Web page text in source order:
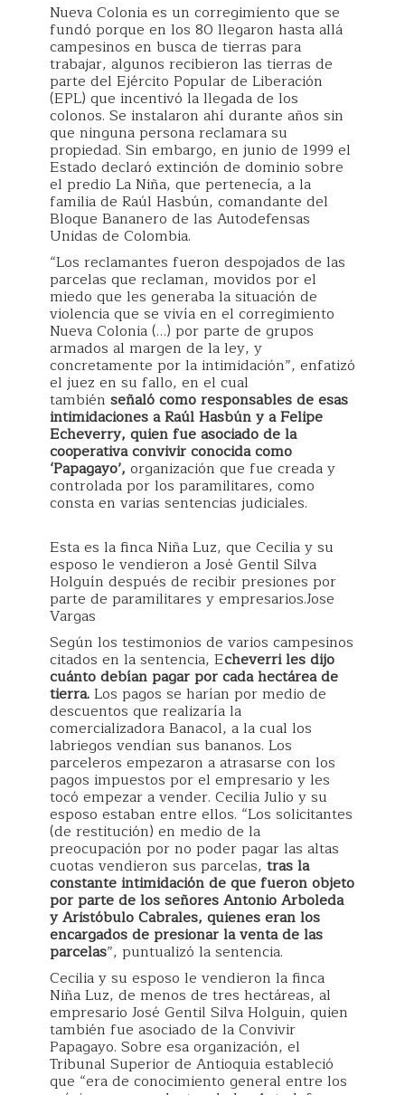
Nueva Colonia es un corregimiento que se
fundó porque en los 80 llegaron hasta allá
campesinos en busca de tierras para
trabajar, algunos recibieron las tierras de
parte del Ejército Popular de Liberación
(EPL) que incentivó la llegada de los
colonos. Se instalaron ahí durante años sin
que ninguna persona reclamara su
propiedad. Sin embargo, en junio de 1999 el
Estado declaró extinción de dominio sobre
el predio La Niña, que pertenecía, a la
familia de Raúl Hasbún, comandante del
Bloque Bananero de las Autodefensas
Unidas de Colombia.
“Los reclamantes fueron despojados de las
parcelas que reclaman, movidos por el
miedo que les generaba la situación de
violencia que se vivía en el corregimiento
Nueva Colonia (…) por parte de grupos
armados al margen de la ley, y
concretamente por la intimidación”, enfatizó
el juez en su fallo, en el cual
también señaló como responsables de esas
intimidaciones a Raúl Hasbún y a Felipe
Echeverry, quien fue asociado de la
cooperativa convivir conocida como
‘Papagayo’, organización que fue creada y
controlada por los paramilitares, como
consta en varias sentencias judiciales.
Esta es la finca Niña Luz, que Cecilia y su
esposo le vendieron a José Gentil Silva
Holguín después de recibir presiones por
parte de paramilitares y empresarios.Jose
Vargas
Según los testimonios de varios campesinos
citados en la sentencia, Echeverri les dijo
cuánto debían pagar por cada hectárea de
tierra.Los pagos se harían por medio de
descuentos que realizaría la
comercializadora Banacol, a la cual los
labriegos vendían sus bananos. Los
parceleros empezaron a atrasarse con los
pagos impuestos por el empresario y les
tocó empezar a vender. Cecilia Julio y su
esposo estaban entre ellos. “Los solicitantes
(de restitución) en medio de la
preocupación por no poder pagar las altas
cuotas vendieron sus parcelas, tras la
constante intimidación de que fueron objeto
por parte de los señores Antonio Arboleda
y Aristóbulo Cabrales, quienes eran los
encargados de presionar la venta de las
parcelas”, puntualizó la sentencia.
Cecilia y su esposo le vendieron la finca
Niña Luz, de menos de tres hectáreas, al
empresario José Gentil Silva Holguin, quien
también fue asociado de la Convivir
Papagayo. Sobre esa organización, el
Tribunal Superior de Antioquia estableció
que “era de conocimiento general entre los